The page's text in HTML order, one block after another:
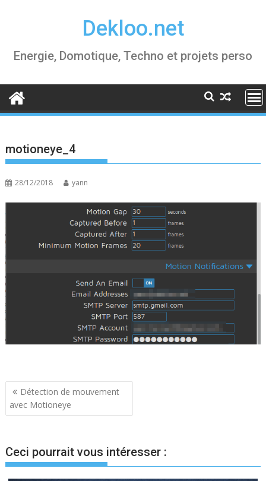
Dekloo.net
Energie, Domotique, Techno et projets perso
motioneye_4
28/12/2018 yann
Navigation
de
Détection de mouvement
avec Motioneye
Ceci pourrait vous intéresser :